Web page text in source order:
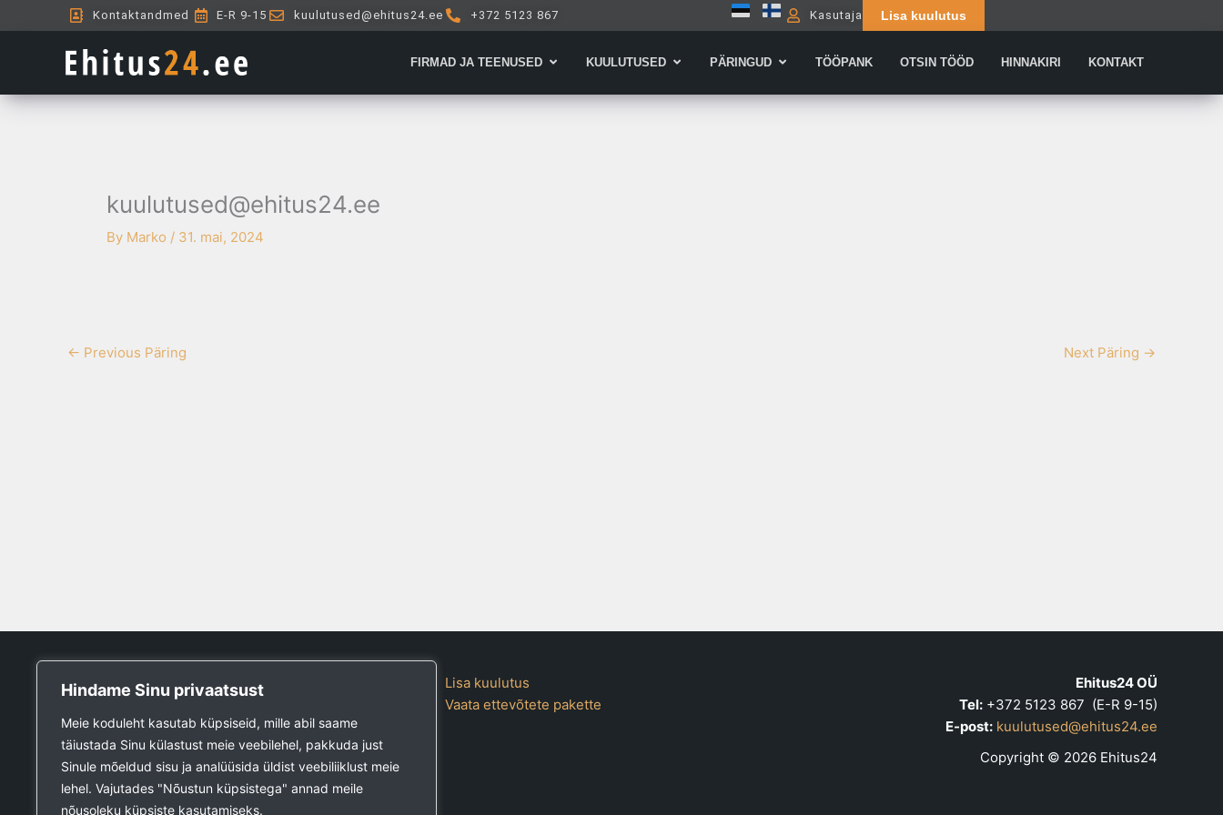
Hindame Sinu privaatsust
Meie koduleht kasutab küpsiseid, mille abil saame
täiustada Sinu külastust meie veebilehel, pakkuda just
Sinule mõeldud sisu ja analüüsida üldist veebiliiklust meie
lehel. Vajutades "Nõustun küpsistega" annad meile
nõusoleku küpsiste kasutamiseks.
to
Kontaktandmed E-R 9-15 kuulutused@ehitus24.ee +372 5123 867 Kasutaja Lisa kuulutus
FIRMAD JA TEENUSED Open Firmad ja teenused
KUULUTUSED Open Kuulutused
PÄRINGUD Open Päringud
TÖÖPANK OTSIN TÖÖD HINNAKIRI KONTAKT
kuulutused@ehitus24.ee
By Marko / 31. mai, 2024
← Previous Päring Next Päring →
Tööpank
Kuulutused
Firmad ja teenused
Ehitustööde päring
Ehitusmaterjali päring
Lisa kuulutus
Vaata ettevõtete pakette
Ehitus24 OÜ
Tel:+372 5123 867 (E-R 9-15)
E-post: kuulutused@ehitus24.ee
Copyright © 2026 Ehitus24